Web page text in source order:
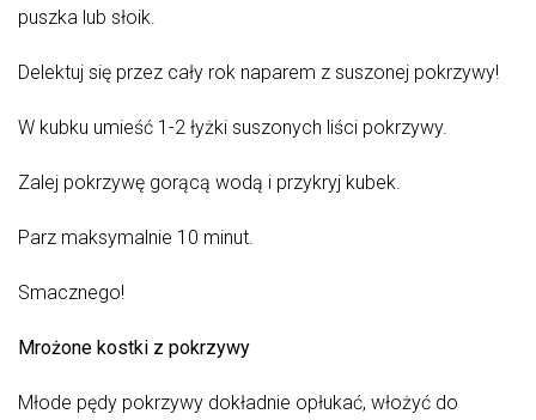
puszka lub słoik.
Delektuj się przez cały rok naparem z suszonej pokrzywy!
W kubku umieść 1-2 łyżki suszonych liści pokrzywy.
Zalej pokrzywę gorącą wodą i przykryj kubek.
Parz maksymalnie 10 minut.
Smacznego!
Mrożone kostki z pokrzywy
Młode pędy pokrzywy dokładnie opłukać, włożyć do